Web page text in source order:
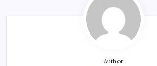
Author